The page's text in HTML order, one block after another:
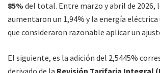
85% del total. Entre marzo y abril de 2026,
aumentaron un 1,94% y la energía eléctrica
que consideraron razonable aplicar un
El siguiente, es la adición del 2,5445%